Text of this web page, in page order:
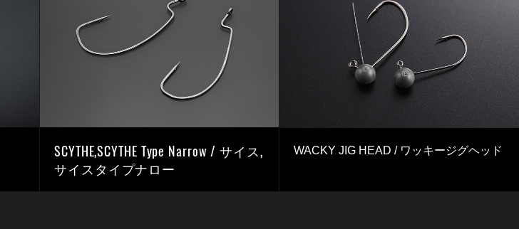
SCYTHE,SCYTHE Type Narrow / サイス,
サイスタイプナロー
WACKY JIG HEAD / ワッキージグヘッド